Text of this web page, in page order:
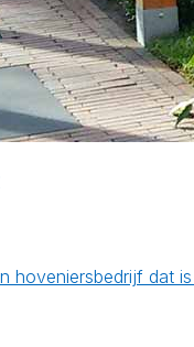
hoveniersbedrijf dat